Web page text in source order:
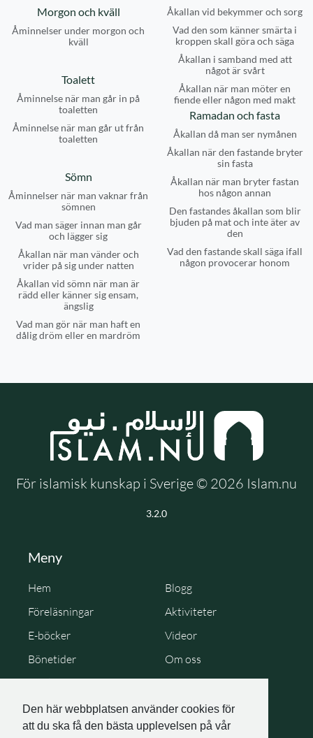
Den här webbplatsen använder cookies för
att du ska få den bästa upplevelsen på vår
Åkallan vid bekymmer och sorg
Vad den som känner smärta i
kroppen skall göra och säga
Åkallan i samband med att
något är svårt
Åkallan när man möter en
fiende eller någon med makt
Morgon och kväll
Åminnelser under morgon och
kväll
Toalett
Åminnelse när man går in på
toaletten
Åminnelse när man går ut från
toaletten
Ramadan och fasta
Åkallan då man ser nymånen
Åkallan när den fastande bryter
sin fasta
Åkallan när man bryter fastan
hos någon annan
Den fastandes åkallan som blir
bjuden på mat och inte äter av
den
Vad den fastande skall säga ifall
någon provocerar honom
Sömn
Åminnelser när man vaknar från
sömnen
Vad man säger innan man går
och lägger sig
Åkallan när man vänder och
vrider på sig under natten
Åkallan vid sömn när man är
rädd eller känner sig ensam,
ängslig
Vad man gör när man haft en
dålig dröm eller en mardröm
För islamisk kunskap i Sverige © 2026 Islam.nu
3.2.0
Meny
Hem
Blogg
Föreläsningar
Aktiviteter
E-böcker
Videor
Bönetider
Om oss
Cookie Policy
Personuppgiftspolicy